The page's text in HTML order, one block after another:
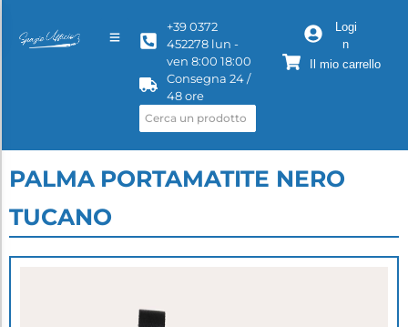
+39 0372
452278 lun -
ven 8:00 18:00
Consegna 24 /
48 ore
Logi
n
Il mio carrello
PALMA PORTAMATITE NERO
TUCANO